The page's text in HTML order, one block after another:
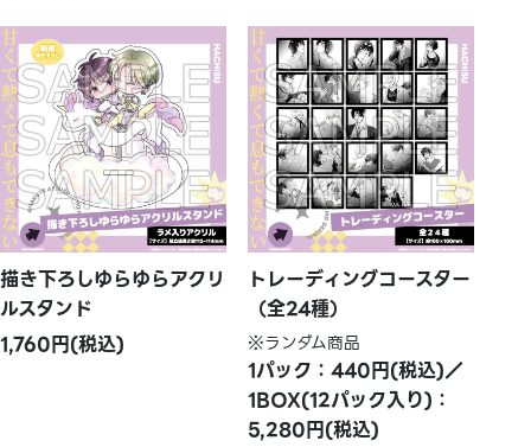
描き下ろしゆらゆらアクリ
ルスタンド
1,760円(税込)
トレーディングコースター
（全24種）
※ランダム商品
1パック：440円(税込)／
1BOX(12パック入り)：
5,280円(税込)